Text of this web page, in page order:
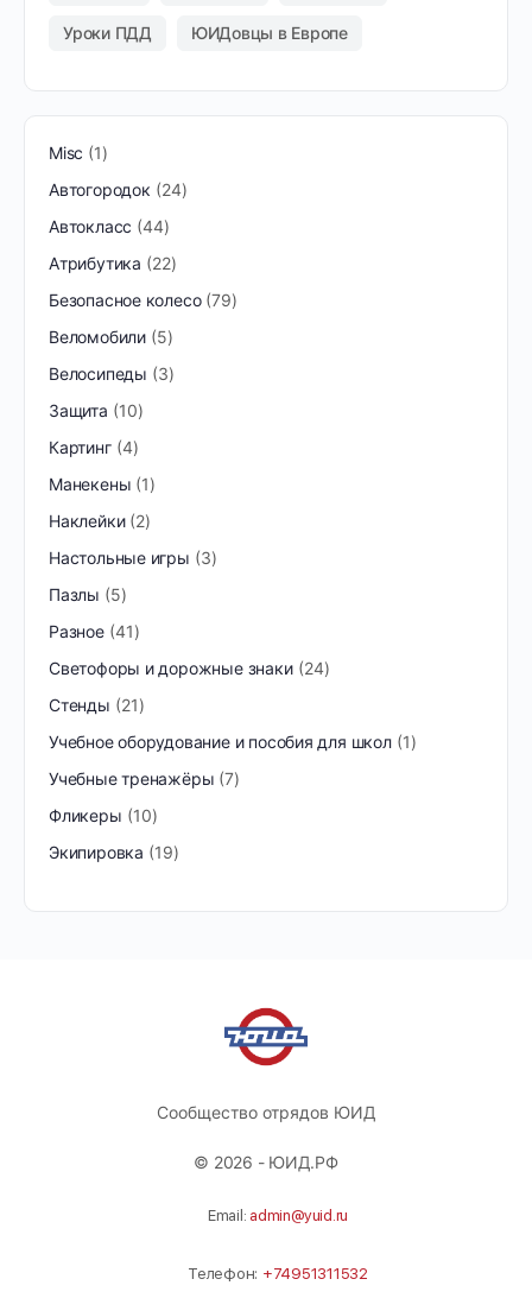
Уроки ПДД ЮИДовцы в Европе
Misc
1
Автогородок
24
Автокласс 44
Атрибутика
22
Безопасное колесо 79
Веломобили 5
Велосипеды
3
Защита
10
Картинг 4
Манекены 1
Наклейки 2
Настольные игры
3
Пазлы
5
Разное 41
Светофоры и дорожные знаки
24
Стенды
21
Учебное оборудование и пособия для школ 1
Учебные тренажёры 7
Фликеры
10
Экипировка
19
Сообщество отрядов ЮИД
© 2026 - ЮИД.РФ
Email: admin@yuid.ru
Телефон: +74951311532